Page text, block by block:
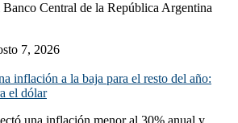
Central de la República Argentina
7, 2026
inflación a la baja para el resto del año:
el dólar